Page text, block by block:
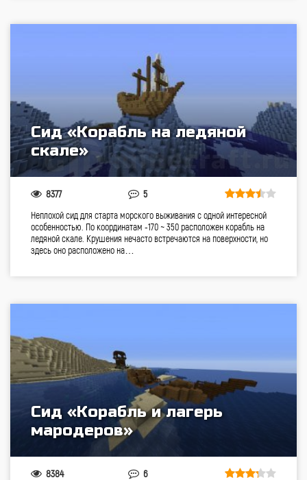
Сид «Корабль на ледяной
скале»
8377 5
Неплохой сид для старта морского выживания с одной интересной
особенностью. По координатам -170 ~ 350 расположен корабль на
ледяной скале. Крушения нечасто встречаются на поверхности, но
здесь оно расположено на…
Сид «Корабль и лагерь
мародеров»
8384 6